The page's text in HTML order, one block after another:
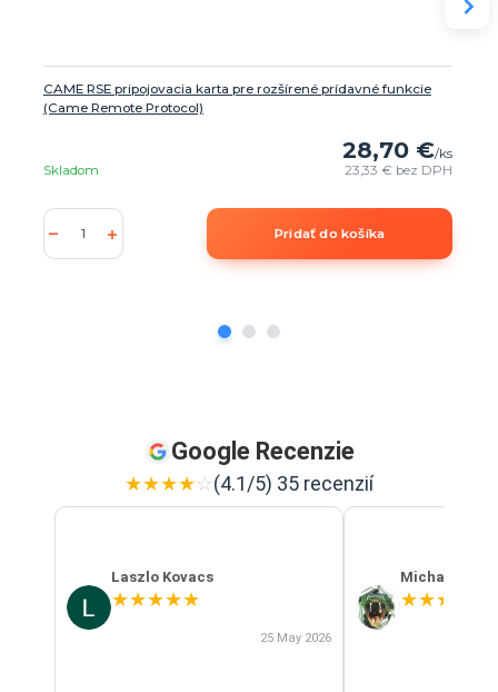
CAME RSE pripojovacia karta pre rozšírené prídavné funkcie
(Came Remote Protocol)
28,70 €/ks
23,33 € bez DPH
Skladom
Pridať do košíka
Google Recenzie
★★★★☆(4.1/5) 35 recenzií
Laszlo Kovacs
★★★★★
25 May 2026
Michal Szabo
★★★